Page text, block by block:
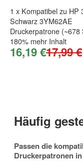
Patronen passen
Holzapfel., 03.11.2021
Tolles Produkt
Gute Alternative
Alternative zum
Martin Kirchner.,
Firma
1 x Kompatibel zu HP
Schwarz 3YM62AE
Druckerpatrone (~678
180% mehr Inhalt
16,19 €17,99 €
Häufig
Passen die
Druckerpatronen